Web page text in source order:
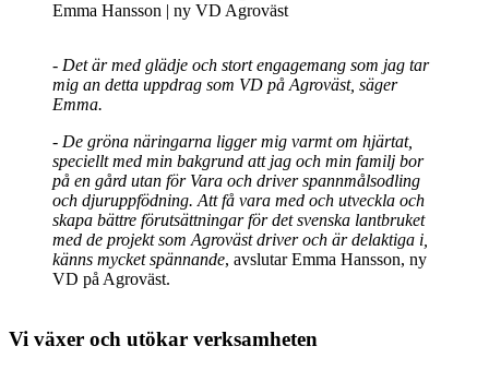
Emma Hansson | ny VD Agroväst
- Det är med glädje och stort engagemang som jag tar
mig an detta uppdrag som VD på Agroväst, säger
Emma.
- De gröna näringarna ligger mig varmt om hjärtat,
speciellt med min bakgrund att jag och min familj bor
på en gård utan för Vara och driver spannmålsodling
och djuruppfödning. Att få vara med och utveckla och
skapa bättre förutsättningar för det svenska lantbruket
med de projekt som Agroväst driver och är delaktiga i,
känns mycket spännande, avslutar Emma Hansson, ny
VD på Agroväst.
Vi växer och utökar verksamheten